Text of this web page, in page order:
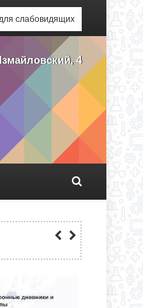
слабовидящих
4